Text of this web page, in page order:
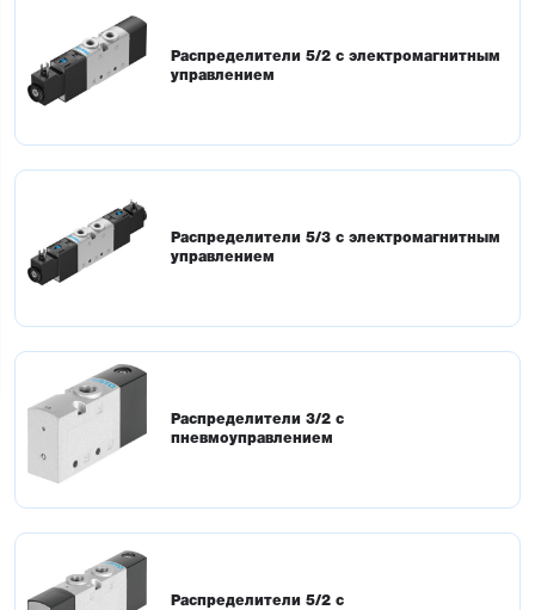
Распределители 5/2 с электромагнитным
управлением
Распределители 5/3 с электромагнитным
управлением
Распределители 3/2 с
пневмоуправлением
Распределители 5/2 с